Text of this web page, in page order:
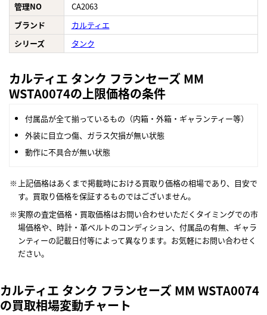
管理NO
CA2063
ブランド
カルティエ
シリーズ
タンク
カルティエ タンク フランセーズ MM
WSTA0074の上限価格の条件
付属品が全て揃っているもの（内箱・外箱・ギャランティー等）
外装に目立つ傷、ガラス欠損が無い状態
動作に不具合が無い状態
上記価格はあくまで掲載時における買取り価格の相場であり、目安で
す。買取り価格を保証するものではございません。
実際の査定価格・買取価格はお問い合わせいただくタイミングでの市
場価格や、時計・革ベルトのコンディション、付属品の有無、ギャラ
ンティーの記載日付等によって異なります。お気軽にお問い合わせく
ださい。
カルティエ タンク フランセーズ MM WSTA0074
の買取相場変動チャート